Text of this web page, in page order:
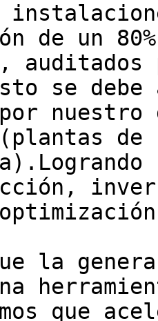
de un
se
nuestro
la
que